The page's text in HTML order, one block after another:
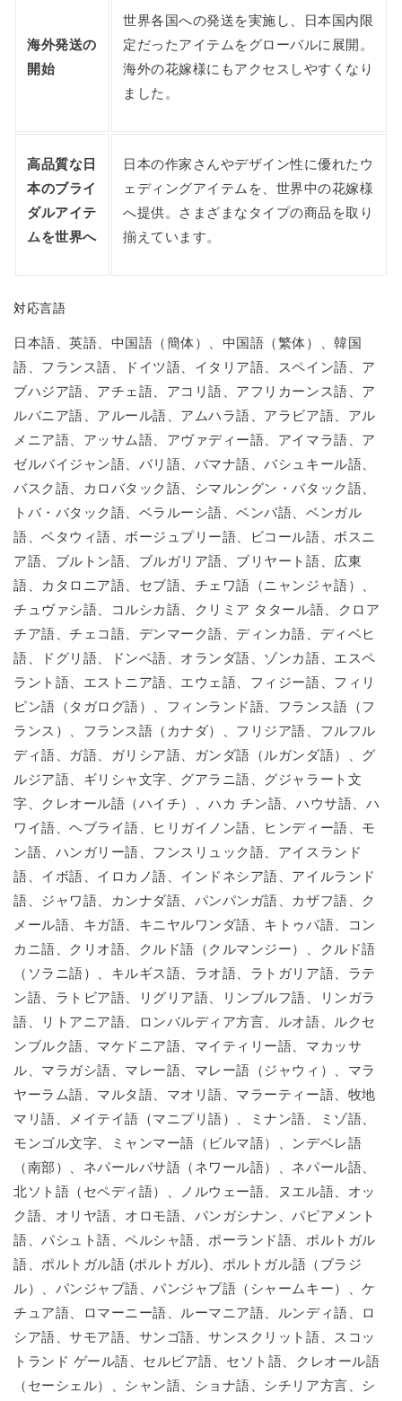
海外発送の
開始
世界各国への発送を実施し、日本国内限
定だったアイテムをグローバルに展開。
海外の花嫁様にもアクセスしやすくなり
ました。
高品質な日
本のブライ
ダルアイテ
ムを世界へ
日本の作家さんやデザイン性に優れたウ
ェディングアイテムを、世界中の花嫁様
へ提供。さまざまなタイプの商品を取り
揃えています。
対応言語
日本語、英語、中国語（簡体）、中国語（繁体）、韓国
語、フランス語、ドイツ語、イタリア語、スペイン語、ア
ブハジア語、アチェ語、アコリ語、アフリカーンス語、ア
ルバニア語、アルール語、アムハラ語、アラビア語、アル
メニア語、アッサム語、アヴァディー語、アイマラ語、ア
ゼルバイジャン語、バリ語、バマナ語、バシュキール語、
バスク語、カロバタック語、シマルングン・バタック語、
トバ・バタック語、ベラルーシ語、ベンバ語、ベンガル
語、ベタウィ語、ボージュプリー語、ビコール語、ボスニ
ア語、ブルトン語、ブルガリア語、ブリヤート語、広東
語、カタロニア語、セブ語、チェワ語（ニャンジャ語）、
チュヴァシ語、コルシカ語、クリミア タタール語、クロア
チア語、チェコ語、デンマーク語、ディンカ語、ディベヒ
語、ドグリ語、ドンベ語、オランダ語、ゾンカ語、エスペ
ラント語、エストニア語、エウェ語、フィジー語、フィリ
ピン語（タガログ語）、フィンランド語、フランス語（フ
ランス）、フランス語（カナダ）、フリジア語、フルフル
ディ語、ガ語、ガリシア語、ガンダ語（ルガンダ語）、グ
ルジア語、ギリシャ文字、グアラニ語、グジャラート文
字、クレオール語（ハイチ）、ハカ チン語、ハウサ語、ハ
ワイ語、ヘブライ語、ヒリガイノン語、ヒンディー語、モ
ン語、ハンガリー語、フンスリュック語、アイスランド
語、イボ語、イロカノ語、インドネシア語、アイルランド
語、ジャワ語、カンナダ語、パンパンガ語、カザフ語、ク
メール語、キガ語、キニヤルワンダ語、キトゥバ語、コン
カニ語、クリオ語、クルド語（クルマンジー）、クルド語
（ソラニ語）、キルギス語、ラオ語、ラトガリア語、ラテ
ン語、ラトビア語、リグリア語、リンブルフ語、リンガラ
語、リトアニア語、ロンバルディア方言、ルオ語、ルクセ
ンブルク語、マケドニア語、マイティリー語、マカッサ
ル、マラガシ語、マレー語、マレー語（ジャウィ）、マラ
ヤーラム語、マルタ語、マオリ語、マラーティー語、牧地
マリ語、メイテイ語（マニプリ語）、ミナン語、ミゾ語、
モンゴル文字、ミャンマー語（ビルマ語）、ンデベレ語
（南部）、ネパールバサ語（ネワール語）、ネパール語、
北ソト語（セペディ語）、ノルウェー語、ヌエル語、オッ
ク語、オリヤ語、オロモ語、パンガシナン、パピアメント
語、パシュト語、ペルシャ語、ポーランド語、ポルトガル
語、ポルトガル語 (ポルトガル)、ポルトガル語（ブラジ
ル）、パンジャブ語、パンジャブ語（シャームキー）、ケ
チュア語、ロマーニー語、ルーマニア語、ルンディ語、ロ
シア語、サモア語、サンゴ語、サンスクリット語、スコッ
トランド ゲール語、セルビア語、セソト語、クレオール語
（セーシェル）、シャン語、ショナ語、シチリア方言、シ